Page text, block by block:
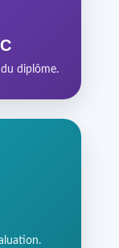
diplôme.